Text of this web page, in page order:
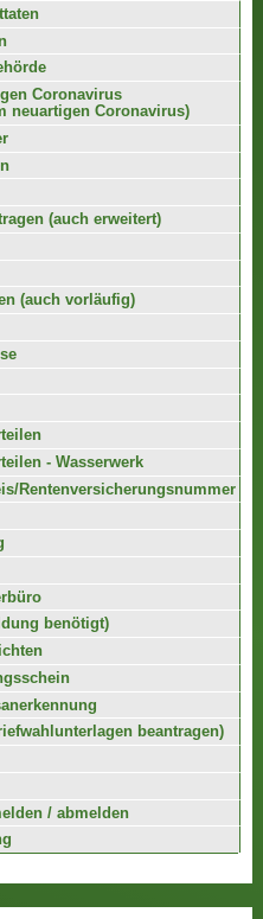
Coronavirus
neuartigen Coronavirus)
(auch erweitert)
(auch vorläufig)
- Wasserwerk
Rentenversicherungsnummer
benötigt)
beantragen)
/ abmelden